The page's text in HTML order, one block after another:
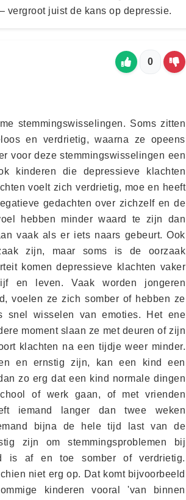
vergroot juist de kans op depressie.
0
stemmingswisselingen. Soms zitten
en verdrietig, waarna ze opeens
voor deze stemmingswisselingen een
kinderen die depressieve klachten
voelt zich verdrietig, moe en heeft
gedachten over zichzelf en de
hebben minder waard te zijn dan
vaak als er iets naars gebeurt. Ook
zijn, maar soms is de oorzaak
komen depressieve klachten vaker
en leven. Vaak worden jongeren
voelen ze zich somber of hebben ze
snel wisselen van emoties. Het ene
moment slaan ze met deuren of zijn
klachten na een tijdje weer minder.
en ernstig zijn, kan een kind een
zo erg dat een kind normale dingen
of werk gaan, of met vrienden
iemand langer dan twee weken
bijna de hele tijd last van de
zijn om stemmingsproblemen bij
is af en toe somber of verdrietig.
niet erg op. Dat komt bijvoorbeeld
kinderen vooral 'van binnen